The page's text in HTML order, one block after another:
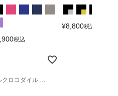
税込
¥8,800税込
クロコダイル ナイルクロコダイルスト